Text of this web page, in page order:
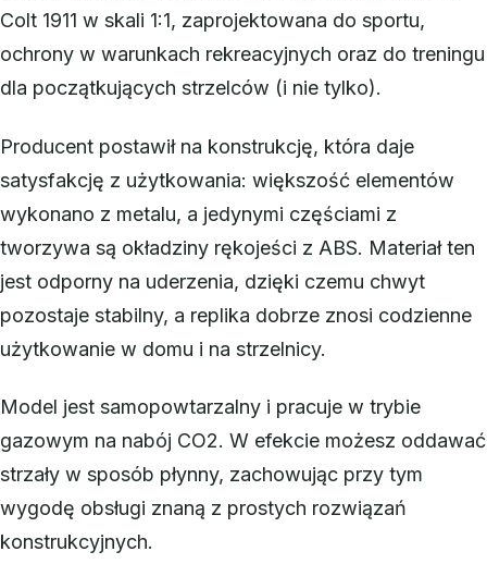
Colt 1911 w skali 1:1, zaprojektowana do sportu,
ochrony w warunkach rekreacyjnych oraz do treningu
dla początkujących strzelców (i nie tylko).
Producent postawił na konstrukcję, która daje
satysfakcję z użytkowania: większość elementów
wykonano z metalu, a jedynymi częściami z
tworzywa są okładziny rękojeści z ABS. Materiał ten
jest odporny na uderzenia, dzięki czemu chwyt
pozostaje stabilny, a replika dobrze znosi codzienne
użytkowanie w domu i na strzelnicy.
Model jest samopowtarzalny i pracuje w trybie
gazowym na nabój CO2. W efekcie możesz oddawać
strzały w sposób płynny, zachowując przy tym
wygodę obsługi znaną z prostych rozwiązań
konstrukcyjnych.